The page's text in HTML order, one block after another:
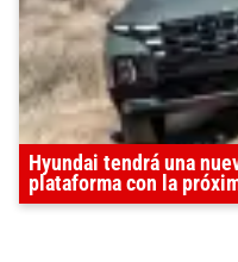
Hyundai tendrá una
plataforma con la